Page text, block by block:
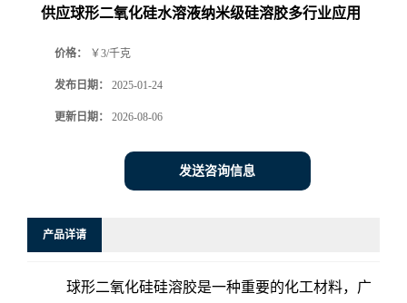
供应球形二氧化硅水溶液纳米级硅溶胶多行业应用
价格： ￥3/千克
发布日期： 2025-01-24
更新日期： 2026-08-06
发送咨询信息
产品详请
球形二氧化硅硅溶胶是一种重要的化工材料，广